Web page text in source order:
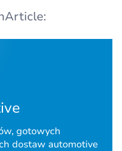
gotowych
dostaw automotive